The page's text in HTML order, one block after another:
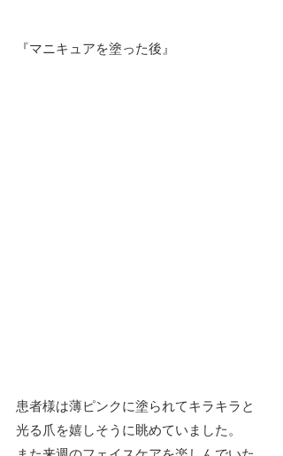
『マニキュアを塗った後』
患者様は薄ピンクに塗られてキラキラと
光る爪を嬉しそうに眺めていました。